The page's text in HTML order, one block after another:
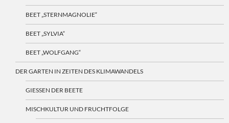
BEET „STERNMAGNOLIE“
BEET „SYLVIA“
BEET „WOLFGANG“
DER GARTEN IN ZEITEN DES KLIMAWANDELS
GIESSEN DER BEETE
MISCHKULTUR UND FRUCHTFOLGE